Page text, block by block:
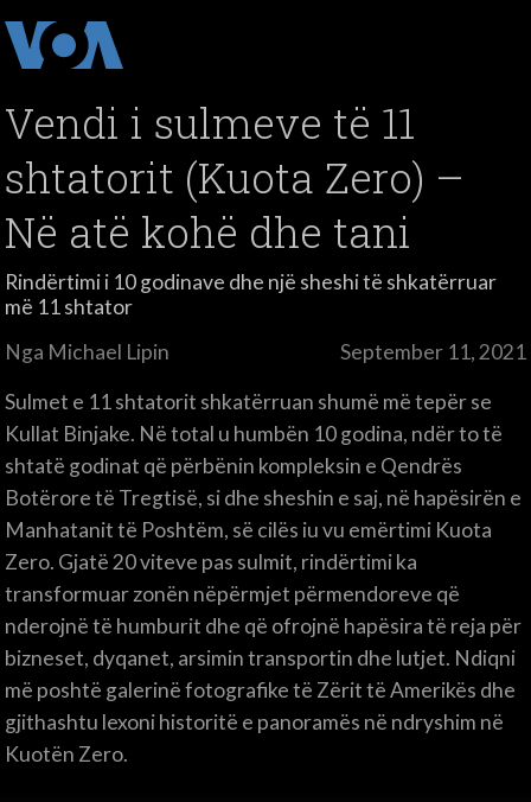
Vendi i sulmeve të 11
shtatorit (Kuota Zero) –
Në atë kohë dhe tani
Rindërtimi i 10 godinave dhe një sheshi të shkatërruar
më 11 shtator
Nga Michael Lipin
September 11, 2021
Sulmet e 11 shtatorit shkatërruan shumë më tepër se
Kullat Binjake. Në total u humbën 10 godina, ndër to të
shtatë godinat që përbënin kompleksin e Qendrës
Botërore të Tregtisë, si dhe sheshin e saj, në hapësirën e
Manhatanit të Poshtëm, së cilës iu vu emërtimi Kuota
Zero. Gjatë 20 viteve pas sulmit, rindërtimi ka
transformuar zonën nëpërmjet përmendoreve që
nderojnë të humburit dhe që ofrojnë hapësira të reja për
bizneset, dyqanet, arsimin transportin dhe lutjet. Ndiqni
më poshtë galerinë fotografike të Zërit të Amerikës dhe
gjithashtu lexoni historitë e panoramës në ndryshim në
Kuotën Zero.